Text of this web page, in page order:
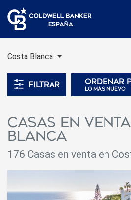
Costa Blanca
Filtrar Ordenar
lo más nuevo
Casas en venta en Costa
Blanca
176 Casas en venta en